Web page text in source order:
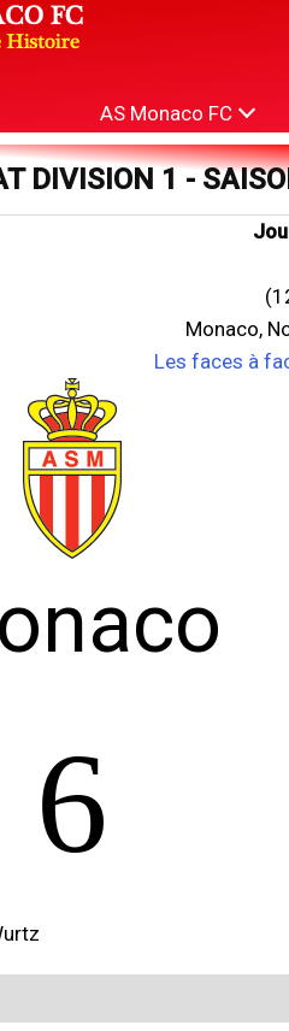
AS Monaco FC
DIVISION 1 -
Monaco,
Les faces à
6